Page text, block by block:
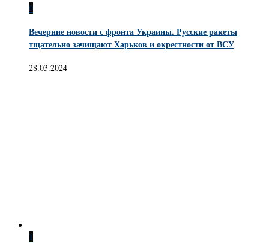
0
Вечерние новости с фронта Украины. Русские ракеты
тщательно зачищают Харьков и окрестности от ВСУ
28.03.2024
1